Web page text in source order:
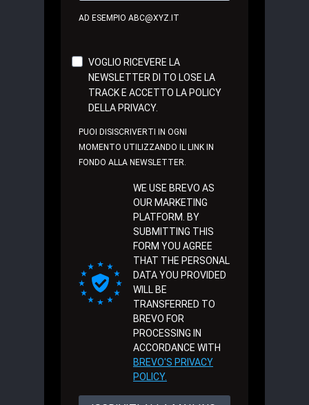
AD ESEMPIO ABC@XYZ.IT
VOGLIO RICEVERE LA
NEWSLETTER DI TO LOSE LA
TRACK E ACCETTO LA POLICY
DELLA PRIVACY.
PUOI DISISCRIVERTI IN OGNI
MOMENTO UTILIZZANDO IL LINK IN
FONDO ALLA NEWSLETTER.
WE USE BREVO AS
OUR MARKETING
PLATFORM. BY
SUBMITTING THIS
FORM YOU AGREE
THAT THE PERSONAL
DATA YOU PROVIDED
WILL BE
TRANSFERRED TO
BREVO FOR
PROCESSING IN
ACCORDANCE WITH
BREVO'S PRIVACY
POLICY.